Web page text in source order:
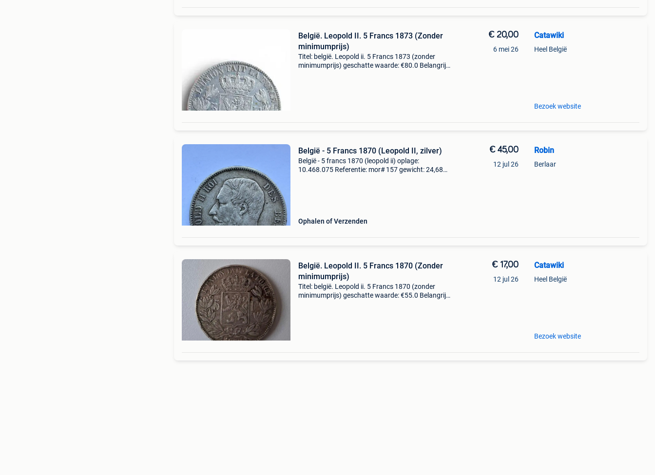
België. Leopold II. 5 Francs 1873 (Zonder
minimumprijs)
Titel: belgië. Leopold ii. 5 Francs 1873 (zonder
minimumprijs) geschatte waarde: €80.0 Belangrijk:
€ 20,00
6 mei 26
Catawiki
Heel België
Bezoek website
België - 5 Francs 1870 (Leopold II, zilver)
België - 5 francs 1870 (leopold ii) oplage:
10.468.075 Referentie: mor# 157 gewicht: 24,68
Ophalen of Verzenden
€ 45,00
12 jul 26
Robin
Berlaar
België. Leopold II. 5 Francs 1870 (Zonder
minimumprijs)
Titel: belgië. Leopold ii. 5 Francs 1870 (zonder
minimumprijs) geschatte waarde: €55.0 Belangrijk:
€ 17,00
12 jul 26
Catawiki
Heel België
Bezoek website